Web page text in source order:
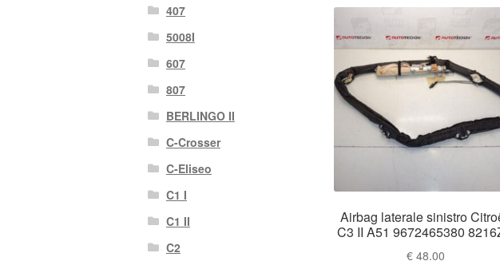
Airbag laterale sinistro
C3 II A51 9672465380
€ 48.00
407
5008I
607
807
BERLINGO II
C-Crosser
C-Eliseo
C1 I
C1 II
C2